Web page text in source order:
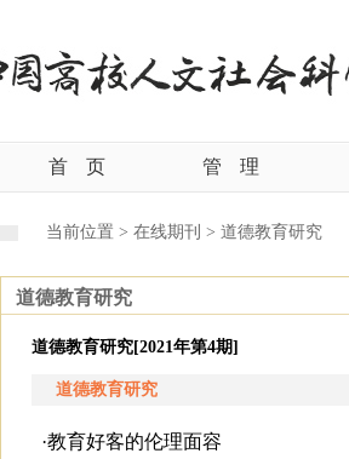
首 页 管 理
当前位置 > 在线期刊 > 道德教育研究
道德教育研究
道德教育研究[2021年第4期]
道德教育研究
·教育好客的伦理面容